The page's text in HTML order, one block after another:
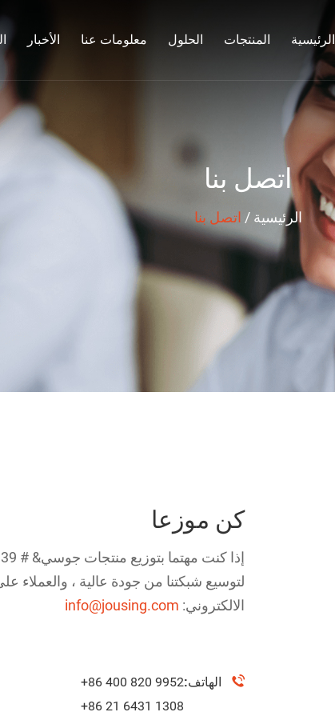
الرئيسية المنتجات الحلول معلومات عنا الأخبار
اتصل بنا
الرئيسية / اتصل بنا
كن موزعا
لتوسيع شبكتنا من جودة عالية ، والعملاء
الالكتروني: info@jousing.com
الهاتف:+86 400 820 9952
+86 21 6431 1308